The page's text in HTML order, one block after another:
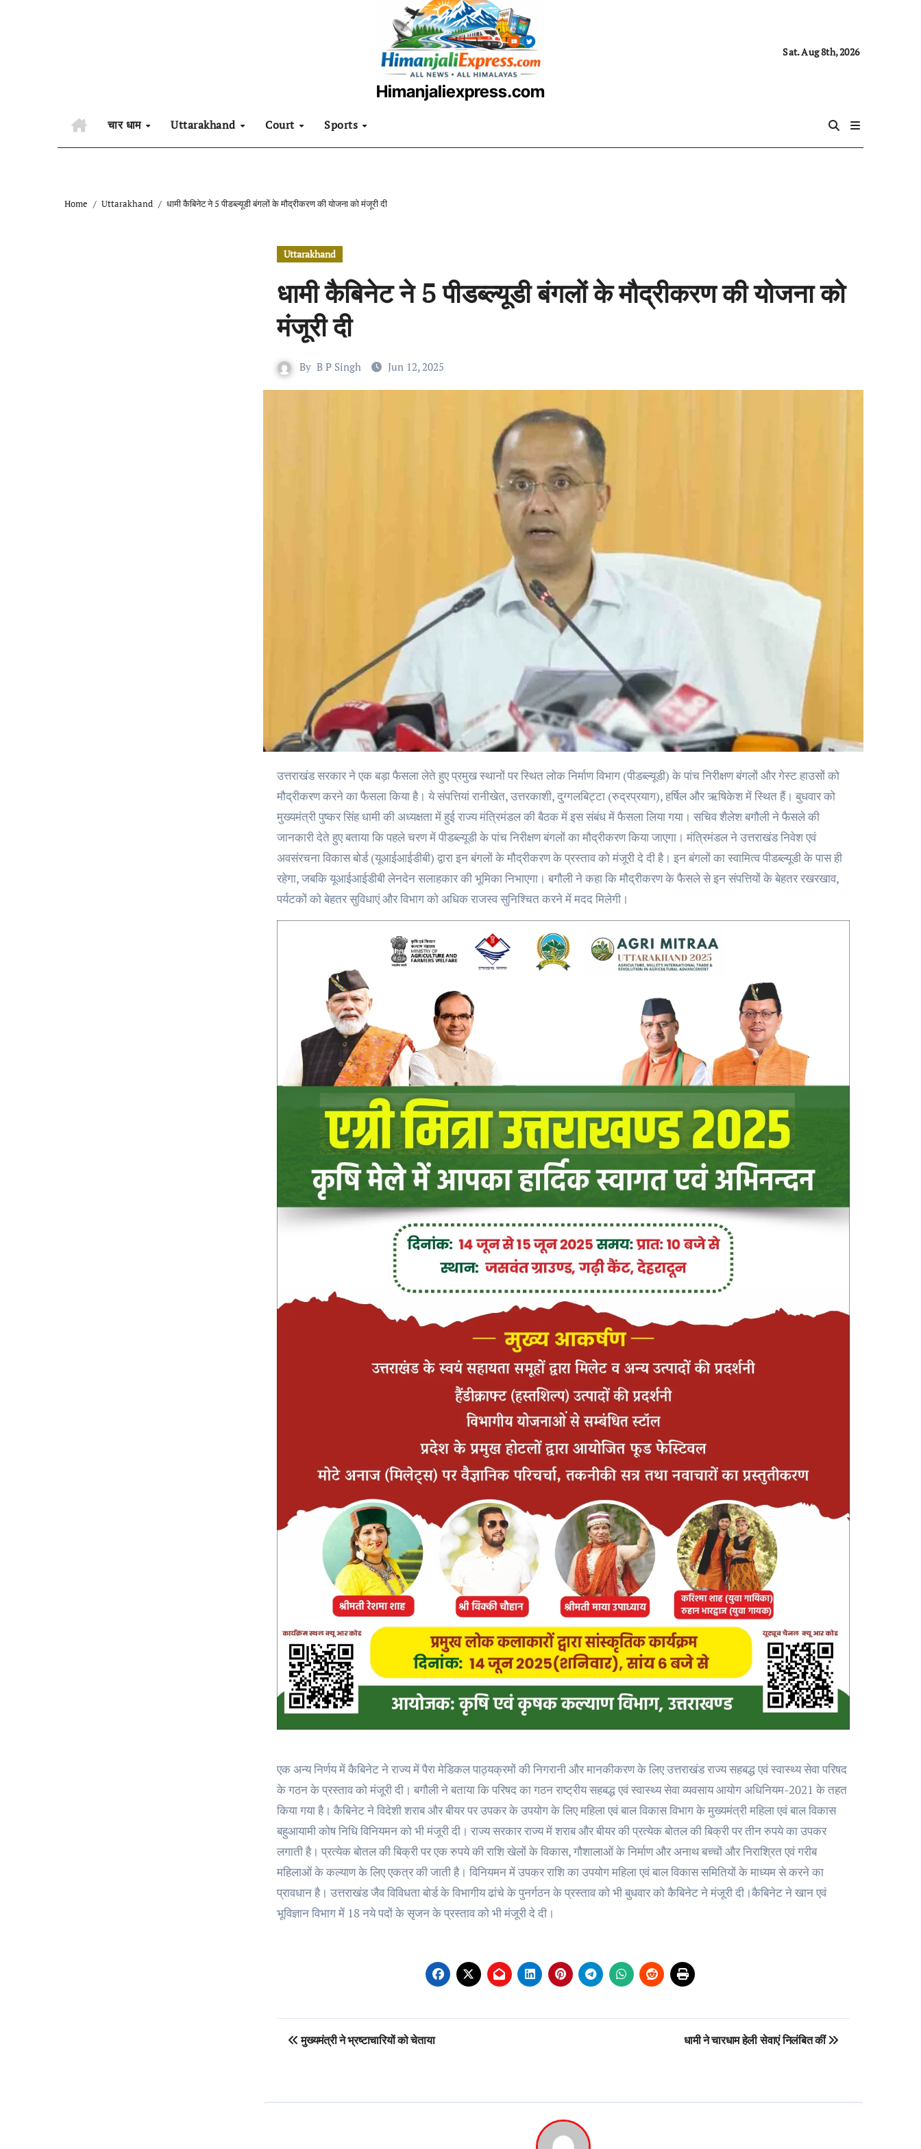
Himanjaliexpress.com
Sat. Aug 8th, 2026
चार धाम Uttarakhand Court Sports
Home Uttarakhand धामी कैबिनेट ने 5 पीडब्ल्यूडी बंगलों के मौद्रीकरण की योजना को मंजूरी दी
Uttarakhand
धामी कैबिनेट ने 5 पीडब्ल्यूडी बंगलों के मौद्रीकरण की योजना को
मंजूरी दी
By B P Singh Jun 12, 2025
उत्तराखंड सरकार ने एक बड़ा फैसला लेते हुए प्रमुख स्थानों पर स्थित लोक निर्माण विभाग (पीडब्ल्यूडी) के पांच निरीक्षण बंगलों और गेस्ट हाउसों को
मौद्रीकरण करने का फैसला किया है। ये संपत्तियां रानीखेत, उत्तरकाशी, दुग्गलबिट्टा (रुद्रप्रयाग), हर्षिल और ऋषिकेश में स्थित हैं। बुधवार को
मुख्यमंत्री पुष्कर सिंह धामी की अध्यक्षता में हुई राज्य मंत्रिमंडल की बैठक में इस संबंध में फैसला लिया गया। सचिव शैलेश बगौली ने फैसले की
जानकारी देते हुए बताया कि पहले चरण में पीडब्ल्यूडी के पांच निरीक्षण बंगलों का मौद्रीकरण किया जाएगा। मंत्रिमंडल ने उत्तराखंड निवेश एवं
अवसंरचना विकास बोर्ड (यूआईआईडीबी) द्वारा इन बंगलों के मौद्रीकरण के प्रस्ताव को मंजूरी दे दी है। इन बंगलों का स्वामित्व पीडब्ल्यूडी के पास ही
रहेगा, जबकि यूआईआईडीबी लेनदेन सलाहकार की भूमिका निभाएगा। बगौली ने कहा कि मौद्रीकरण के फैसले से इन संपत्तियों के बेहतर रखरखाव,
पर्यटकों को बेहतर सुविधाएं और विभाग को अधिक राजस्व सुनिश्चित करने में मदद मिलेगी।
एक अन्य निर्णय में कैबिनेट ने राज्य में पैरा मेडिकल पाठ्यक्रमों की निगरानी और मानकीकरण के लिए उत्तराखंड राज्य सहबद्ध एवं स्वास्थ्य सेवा परिषद
के गठन के प्रस्ताव को मंजूरी दी। बगौली ने बताया कि परिषद का गठन राष्ट्रीय सहबद्ध एवं स्वास्थ्य सेवा व्यवसाय आयोग अधिनियम-2021 के तहत
किया गया है। कैबिनेट ने विदेशी शराब और बीयर पर उपकर के उपयोग के लिए महिला एवं बाल विकास विभाग के मुख्यमंत्री महिला एवं बाल विकास
बहुआयामी कोष निधि विनियमन को भी मंजूरी दी। राज्य सरकार राज्य में शराब और बीयर की प्रत्येक बोतल की बिक्री पर तीन रुपये का उपकर
लगाती है। प्रत्येक बोतल की बिक्री पर एक रुपये की राशि खेलों के विकास, गौशालाओं के निर्माण और अनाथ बच्चों और निराश्रित एवं गरीब
महिलाओं के कल्याण के लिए एकत्र की जाती है। विनियमन में उपकर राशि का उपयोग महिला एवं बाल विकास समितियों के माध्यम से करने का
प्रावधान है। उत्तराखंड जैव विविधता बोर्ड के विभागीय ढांचे के पुनर्गठन के प्रस्ताव को भी बुधवार को कैबिनेट ने मंजूरी दी।कैबिनेट ने खान एवं
भूविज्ञान विभाग में 18 नये पदों के सृजन के प्रस्ताव को भी मंजूरी दे दी।
Post
मुख्यमंत्री ने भ्रष्टाचारियों को चेताया धामी ने चारधाम हेली सेवाएं निलंबित कीं